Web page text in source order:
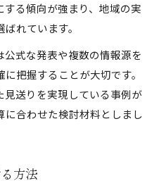
る傾向が強まり、地域の実
れています。
式な発表や複数の情報源を
把握することが大切です。
送りを実現している事例が
合わせた検討材料としまし
方法